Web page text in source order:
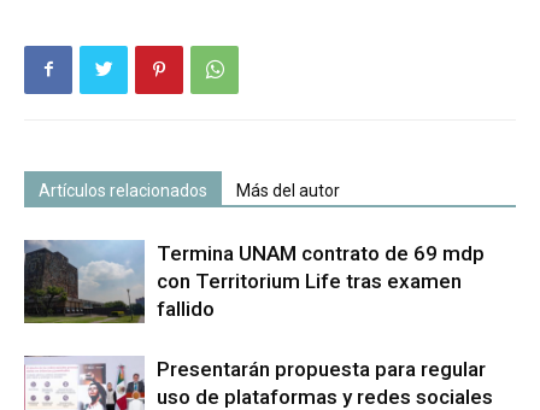
Artículos relacionados Más del autor
Termina UNAM contrato de 69 mdp
con Territorium Life tras examen
fallido
Presentarán propuesta para regular
uso de plataformas y redes sociales